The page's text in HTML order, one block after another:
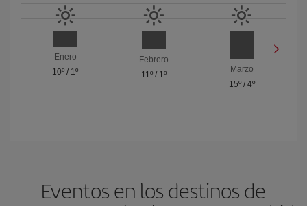
Enero
10º / 1º
Febrero
11º/ 1º
Marzo
15º/ 4º
Eventos en los destinos de